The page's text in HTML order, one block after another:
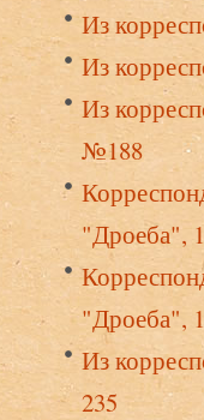
Из
Из
Из
№188
"Дроеба",
"Дроеба",
Из
235